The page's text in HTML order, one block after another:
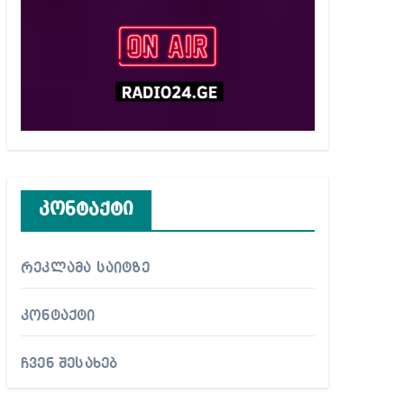
კონტაქტი
რეკლამა საიტზე
კონტაქტი
ჩვენ შესახებ